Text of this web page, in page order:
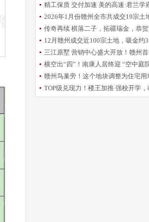
2026年1月份赣州全市共成交19宗土
12月赣州成交近100宗土地，吸金约
横空出“四”！南康人居终迎 “空中庭
赣州鸟巢旁！这个地块调整为住宅用